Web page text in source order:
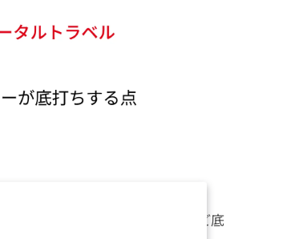
ます。数値が低ければ低いほど底